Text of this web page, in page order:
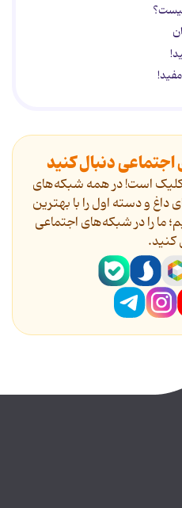
اجتماعی دنبال کنید
کلیک است! در همه شبکه‌های
و دسته اول را با بهترین
ما را در شبکه‌های اجتماعی
کنید.